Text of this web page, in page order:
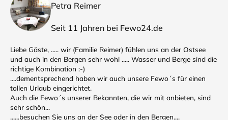
Petra Reimer
Seit 11 Jahren bei Fewo24.de
Liebe Gäste, ..... wir (Familie Reimer) fühlen uns an der Ostsee
und auch in den Bergen sehr wohl ..... Wasser und Berge sind die
richtige Kombination :-)
....dementsprechend haben wir auch unsere Fewo´s für einen
tollen Urlaub eingerichtet.
Auch die Fewo´s unserer Bekannten, die wir mit anbieten, sind
sehr schön...
......besuchen Sie uns an der See oder in den Bergen....